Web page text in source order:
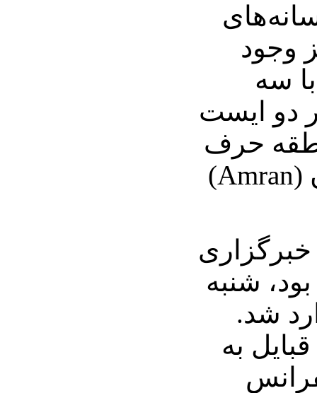
وجود
سه
دو ایست
حرف
صوفیان استان امران (Amran)
خبرگزاری
شنبه
شد.
به